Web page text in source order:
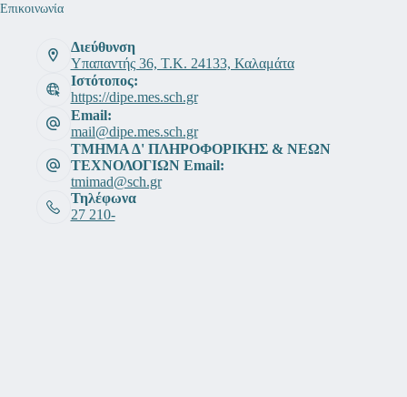
Επικοινωνία
Διεύθυνση
Υπαπαντής 36, Τ.Κ. 24133, Καλαμάτα
Ιστότοπος:
https://dipe.mes.sch.gr
Email:
mail@dipe.mes.sch.gr
ΤΜΗΜΑ Δ' ΠΛΗΡΟΦΟΡΙΚΗΣ & ΝΕΩΝ
ΤΕΧΝΟΛΟΓΙΩΝ Email:
tmimad@sch.gr
Τηλέφωνα
27 210-